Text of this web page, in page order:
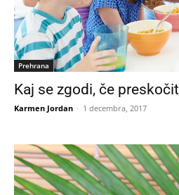
Prehrana
Kaj se zgodi, če
Karmen Jordan - 1 decembra, 2017